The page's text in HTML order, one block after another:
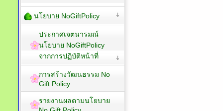
นโยบาย NoGiftPolicy
ประกาศเจตนารมณ์
นโยบาย NoGiftPolicy
จากการปฏิบัติหน้าที่
การสร้างวัฒนธรรม No
Gift Policy
รายงานผลตามนโยบาย